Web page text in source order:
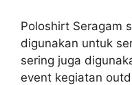
Poloshirt Seragam
digunakan untuk
sering juga
event kegiatan